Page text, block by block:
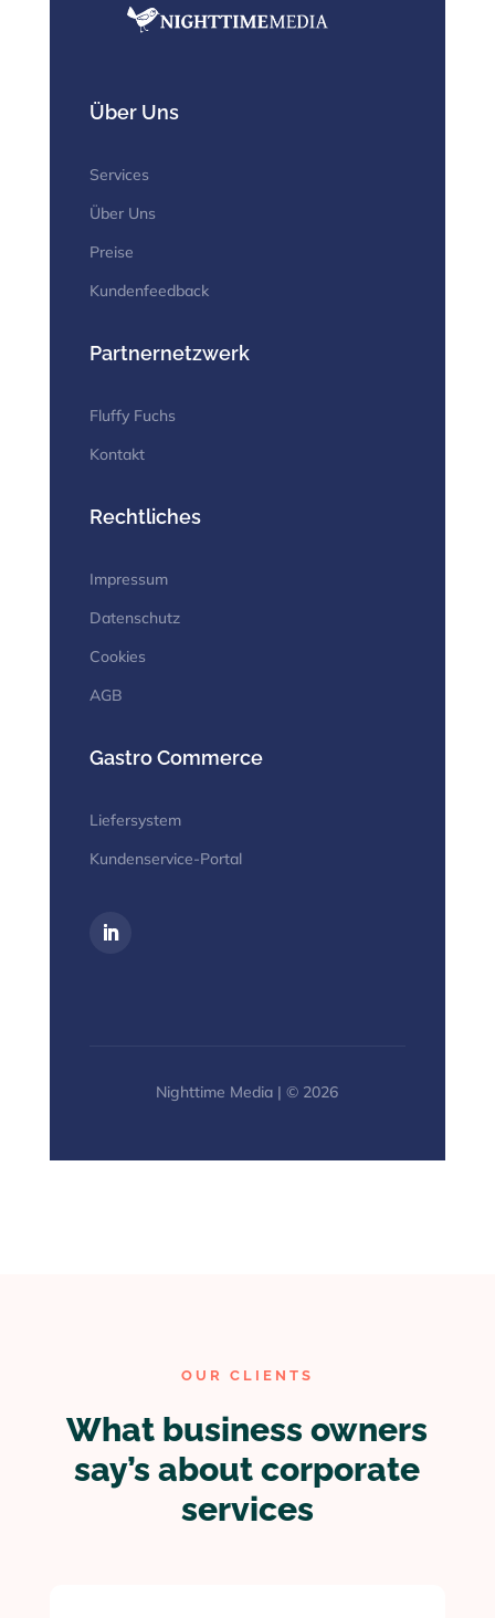
Über Uns
Services
Über Uns
Preise
Kundenfeedback
Partnernetzwerk
Fluffy Fuchs
Kontakt
Rechtliches
Impressum
Datenschutz
Cookies
AGB
Gastro Commerce
Liefersystem
Kundenservice-Portal
Nighttime Media | © 2026
OUR CLIENTS
What business owners
say’s about corporate
services